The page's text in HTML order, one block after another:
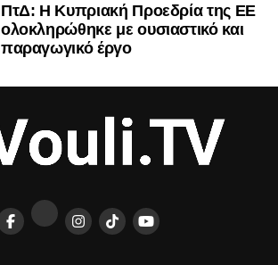
ΠτΔ: Η Κυπριακή Προεδρία της ΕΕ
ολοκληρώθηκε με ουσιαστικό και
παραγωγικό έργο